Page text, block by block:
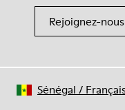
Rejoignez-nous
Sénégal /